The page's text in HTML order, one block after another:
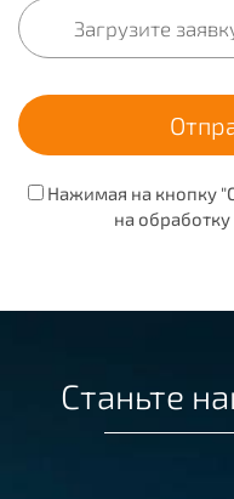
Нажимая на кнопку
на обработку
Станьте